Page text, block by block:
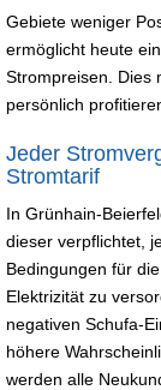
Gebiete weniger
ermöglicht heute
Strompreisen. Dies
persönlich
Jeder
Stromtarif
In Grünhain-
dieser verpflichtet,
Bedingungen für
Elektrizität zu
negativen Schufa-
höhere
werden alle